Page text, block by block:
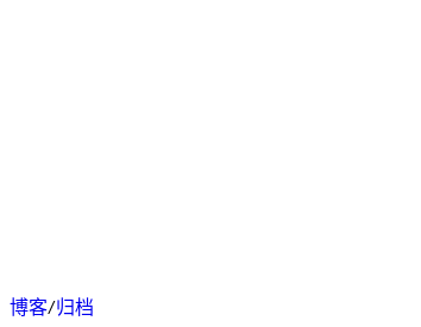
博客/归档